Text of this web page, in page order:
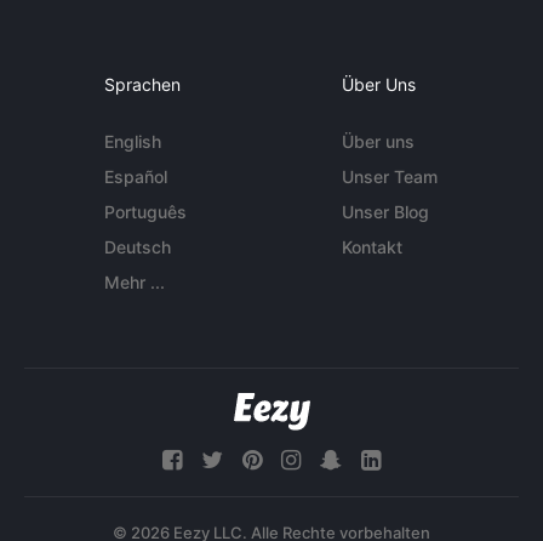
Sprachen
English
Español
Português
Deutsch
Mehr ...
Über Uns
Über uns
Unser Team
Unser Blog
Kontakt
© 2026 Eezy LLC. Alle Rechte vorbehalten